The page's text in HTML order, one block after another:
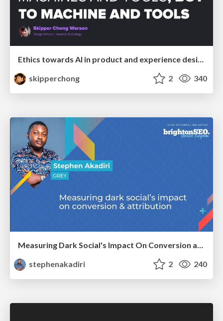
Ethics towards AI in product and experience design
skipperchong
2 340
Measuring Dark Social's Impact On Conversion and Attribution
stephenakadiri
2 240